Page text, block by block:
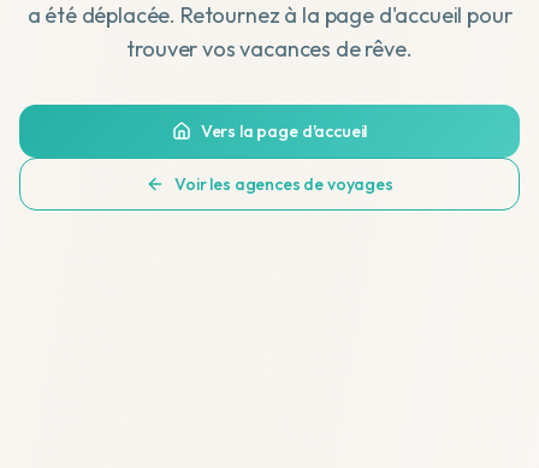
a été déplacée. Retournez à la page d'accueil pour
trouver vos vacances de rêve.
Vers la page d'accueil
Voir les agences de voyages